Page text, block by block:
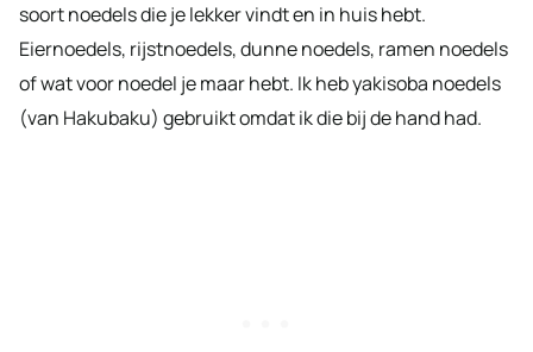
soort noedels die je lekker vindt en in huis hebt.
Eiernoedels, rijstnoedels, dunne noedels, ramen noedels
of wat voor noedel je maar hebt. Ik heb yakisoba noedels
(van Hakubaku) gebruikt omdat ik die bij de hand had.